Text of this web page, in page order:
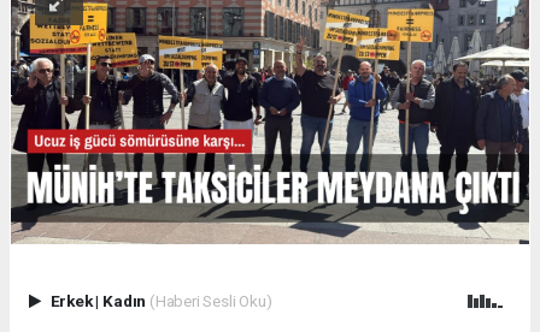
Erkek| Kadın (Haberi Sesli Oku)